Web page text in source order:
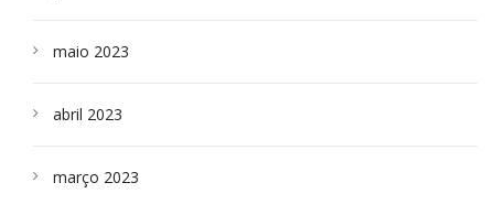
maio 2023
abril 2023
março 2023